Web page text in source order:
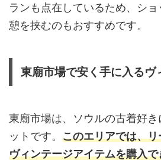
ランも点在しているため、シ
憩を挟むのもおすすめです。
東廟市場で安く手に入るヴ
東廟市場は、ソウルの古着好
ットです。 このエリアでは、
ヴィンテージアイテムを購入